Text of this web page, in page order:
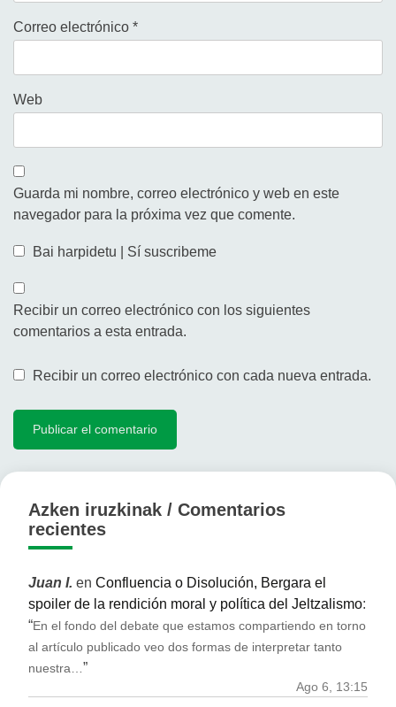
Correo electrónico *
Web
Guarda mi nombre, correo electrónico y web en este
navegador para la próxima vez que comente.
Bai harpidetu | Sí suscribeme
Recibir un correo electrónico con los siguientes
comentarios a esta entrada.
Recibir un correo electrónico con cada nueva entrada.
Azken iruzkinak / Comentarios
recientes
Juan I. en Confluencia o Disolución, Bergara el
spoiler de la rendición moral y política del Jeltzalismo:
“En el fondo del debate que estamos compartiendo en torno
al artículo publicado veo dos formas de interpretar tanto
nuestra… ”
Ago 6, 13:15